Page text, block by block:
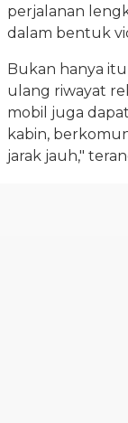
perjalanan
dalam bentuk
Bukan hanya
ulang riwayat
mobil juga
kabin,
jarak jauh,"